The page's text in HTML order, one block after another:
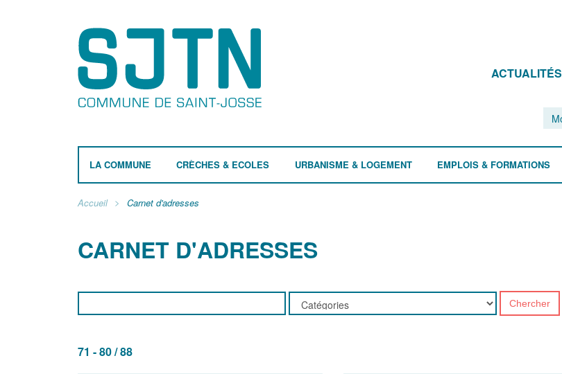
ACTUALITÉS
LA COMMUNE CRÈCHES & ECOLES URBANISME & LOGEMENT EMPLOIS & FORMATIONS
Accueil Carnet d'adresses
CARNET D'ADRESSES
Chercher
71 - 80 / 88